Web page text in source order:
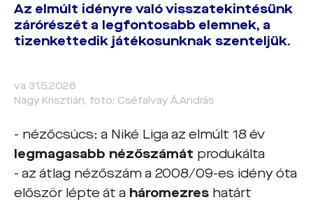
Az elmúlt idényre való visszatekintésünk
zárórészét a legfontosabb elemnek, a
tizenkettedik játékosunknak szenteljük.
va 31.5.2026
Nagy Krisztián, foto: Cséfalvay Á.András
- nézőcsúcs: a Niké Liga az elmúlt 18 év
legmagasabb nézőszámát produkálta
- az átlag nézőszám a 2008/09-es idény óta
először lépte át a háromezres határt